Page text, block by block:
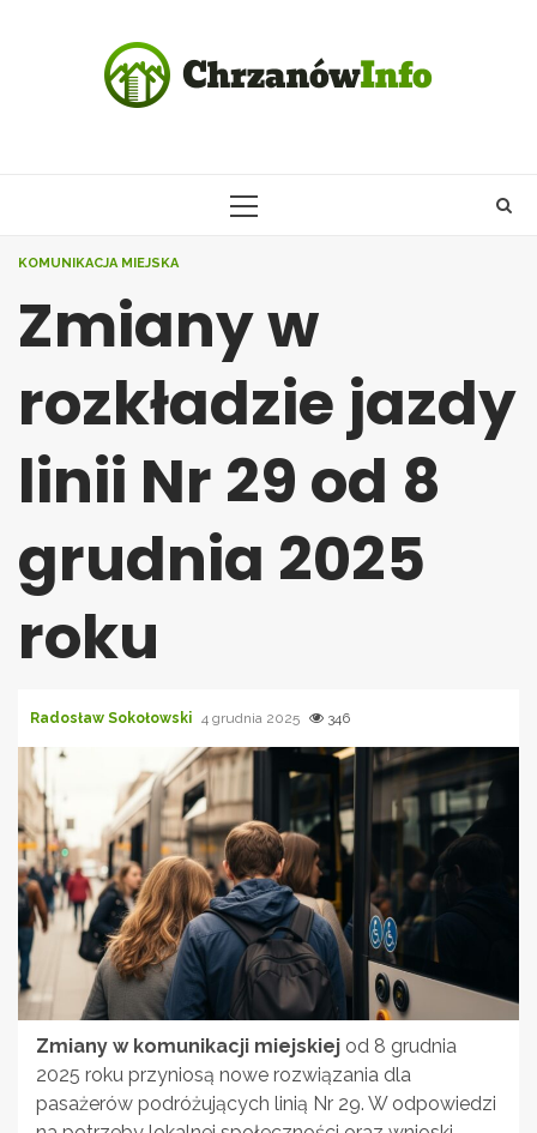
PRIMARY
KOMUNIKACJA MIEJSKA
Zmiany w
rozkładzie jazdy
linii Nr 29 od 8
grudnia 2025
roku
Radosław Sokołowski 4 grudnia 2025 346
Zmiany w komunikacji miejskiej od 8 grudnia
2025 roku przyniosą nowe rozwiązania dla
pasażerów podróżujących linią Nr 29. W odpowiedzi